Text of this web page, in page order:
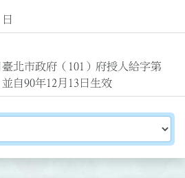
北市政府（101）府授人給字第
自90年12月13日生效